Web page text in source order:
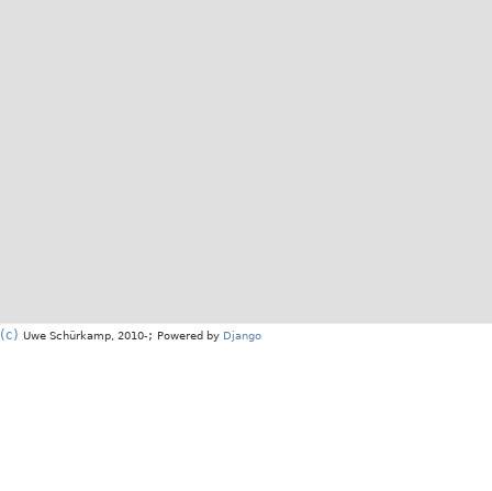
(c) Uwe Schürkamp, 2010-; Powered by Django